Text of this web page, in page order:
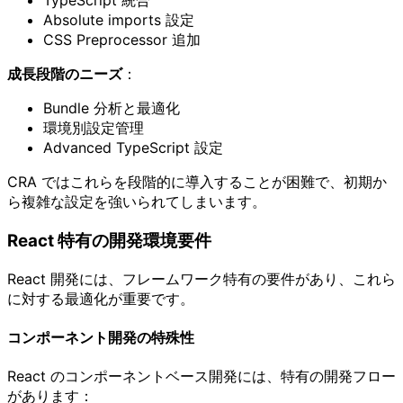
Absolute imports 設定
CSS Preprocessor 追加
成長段階のニーズ：
Bundle 分析と最適化
環境別設定管理
Advanced TypeScript 設定
CRA ではこれらを段階的に導入することが困難で、初期か
ら複雑な設定を強いられてしまいます。
React 特有の開発環境要件
React 開発には、フレームワーク特有の要件があり、これら
に対する最適化が重要です。
コンポーネント開発の特殊性
React のコンポーネントベース開発には、特有の開発フロー
があります：